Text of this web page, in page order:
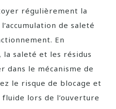
régulièrement la
de saleté
En
saleté et les résidus
dans le mécanisme de
le risque de blocage et
lors de l’ouverture